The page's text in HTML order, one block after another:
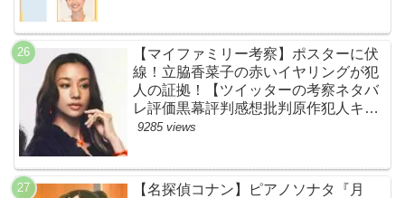
【マイファミリー考察】ポスターに伏
線！立脇香菜子の赤いイヤリングが犯
人の証拠！【ツイッターの考察ネタバ
レ評価黒幕評判感想批判原作犯人キャ
スト脚本あらすじ伏線まとめ・高橋メ
9285 views
【名探偵コナン】ピアノソナタ『月